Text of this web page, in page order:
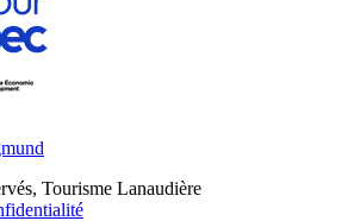
Tourisme Lanaudière